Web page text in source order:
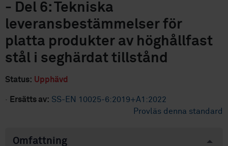
- Del 6: Tekniska
leveransbestämmelser för
platta produkter av höghållfast
stål i seghärdat tillstånd
Status: Upphävd
· Ersätts av: SS-EN 10025-6:2019+A1:2022
Provläs denna standard
Omfattning